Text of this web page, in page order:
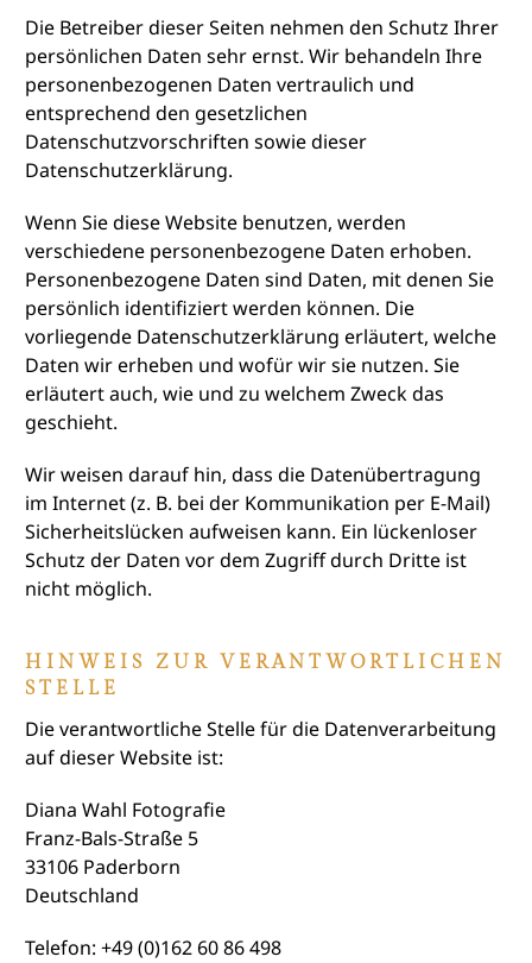
Die Betreiber dieser Seiten nehmen den Schutz Ihrer
persönlichen Daten sehr ernst. Wir behandeln Ihre
personenbezogenen Daten vertraulich und
entsprechend den gesetzlichen
Datenschutzvorschriften sowie dieser
Datenschutzerklärung.
Wenn Sie diese Website benutzen, werden
verschiedene personenbezogene Daten erhoben.
Personenbezogene Daten sind Daten, mit denen Sie
persönlich identifiziert werden können. Die
vorliegende Datenschutzerklärung erläutert, welche
Daten wir erheben und wofür wir sie nutzen. Sie
erläutert auch, wie und zu welchem Zweck das
geschieht.
Wir weisen darauf hin, dass die Datenübertragung
im Internet (z. B. bei der Kommunikation per E-Mail)
Sicherheitslücken aufweisen kann. Ein lückenloser
Schutz der Daten vor dem Zugriff durch Dritte ist
nicht möglich.
HINWEIS ZUR VERANTWORTLICHEN
STELLE
Die verantwortliche Stelle für die Datenverarbeitung
auf dieser Website ist:
Diana Wahl Fotografie
Franz-Bals-Straße 5
33106 Paderborn
Deutschland
Telefon: +49 (0)162 60 86 498